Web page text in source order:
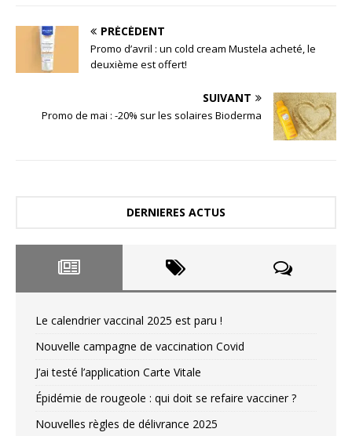
PRÉCÉDENT
Promo d’avril : un cold cream Mustela acheté, le
deuxième est offert!
SUIVANT
Promo de mai : -20% sur les solaires Bioderma
DERNIERES ACTUS
Le calendrier vaccinal 2025 est paru !
Nouvelle campagne de vaccination Covid
J’ai testé l’application Carte Vitale
Épidémie de rougeole : qui doit se refaire vacciner ?
Nouvelles règles de délivrance 2025